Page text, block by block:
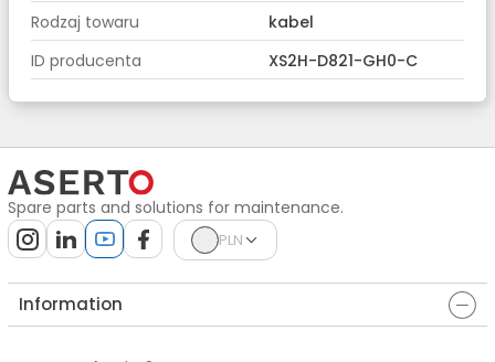
Rodzaj towaru
kabel
ID producenta
XS2H-D821-GH0-C
Spare parts and solutions for maintenance.
PLN
Information